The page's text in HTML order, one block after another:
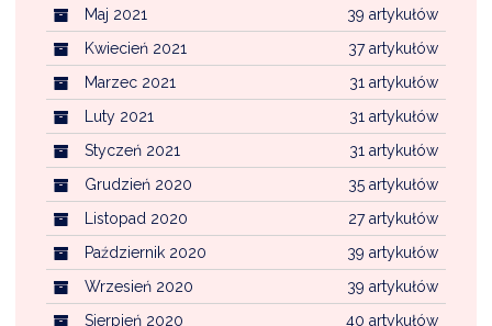
39 artykułów
Maj 2021
37 artykułów
Kwiecień 2021
31 artykułów
Marzec 2021
31 artykułów
Luty 2021
31 artykułów
Styczeń 2021
35 artykułów
Grudzień 2020
27 artykułów
Listopad 2020
39 artykułów
Październik 2020
39 artykułów
Wrzesień 2020
40 artykułów
Sierpień 2020